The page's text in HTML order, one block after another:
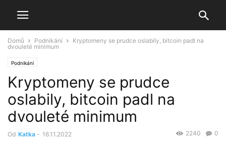
Domů Podnikání
Kryptomeny se prudce oslabily, bitcoin padl na
dvouleté minimum
Podnikání
Kryptomeny se prudce
oslabily, bitcoin padl na
dvouleté minimum
Od Katka - 16.11.2022 0
2240